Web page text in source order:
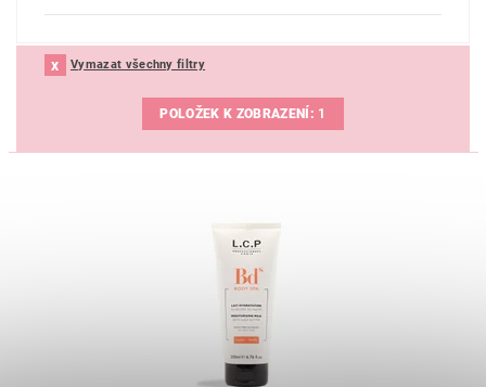
Vymazat všechny filtry
POLOŽEK K ZOBRAZENÍ: 1